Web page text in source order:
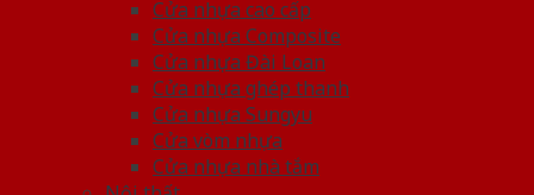
Cửa nhựa cao cấp
Cửa nhựa Composite
Cửa nhựa Đài Loan
Cửa nhựa ghép thanh
Cửa nhựa Sungyu
Cửa vòm nhựa
Cửa nhựa nhà tắm